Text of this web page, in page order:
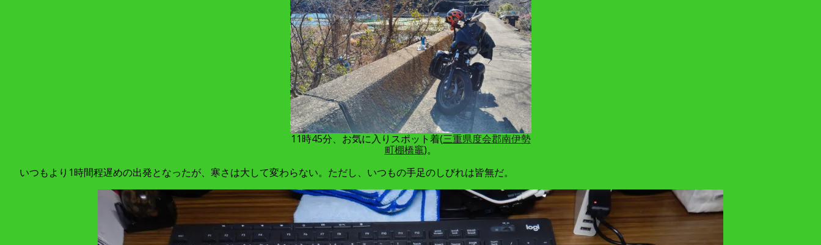
11時45分、お気に入りスポット着(三重県度会郡南伊勢
町棚橋竈)。
いつもより1時間程遅めの出発となったが、寒さは大して変わらない。ただし、いつもの手足のしびれは皆無だ。